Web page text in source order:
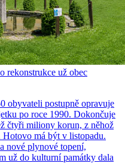
rekonstrukce už obec
obyvateli postupně opravuje
po roce 1990. Dokončuje
čtyři miliony korun, z něhož
Hotovo má být v listopadu.
nové plynové topení,
už do kulturní památky dala